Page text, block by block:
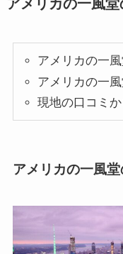
アメリカの一風
アメリカの一
アメリカの一
現地の口コミ
アメリカの一風